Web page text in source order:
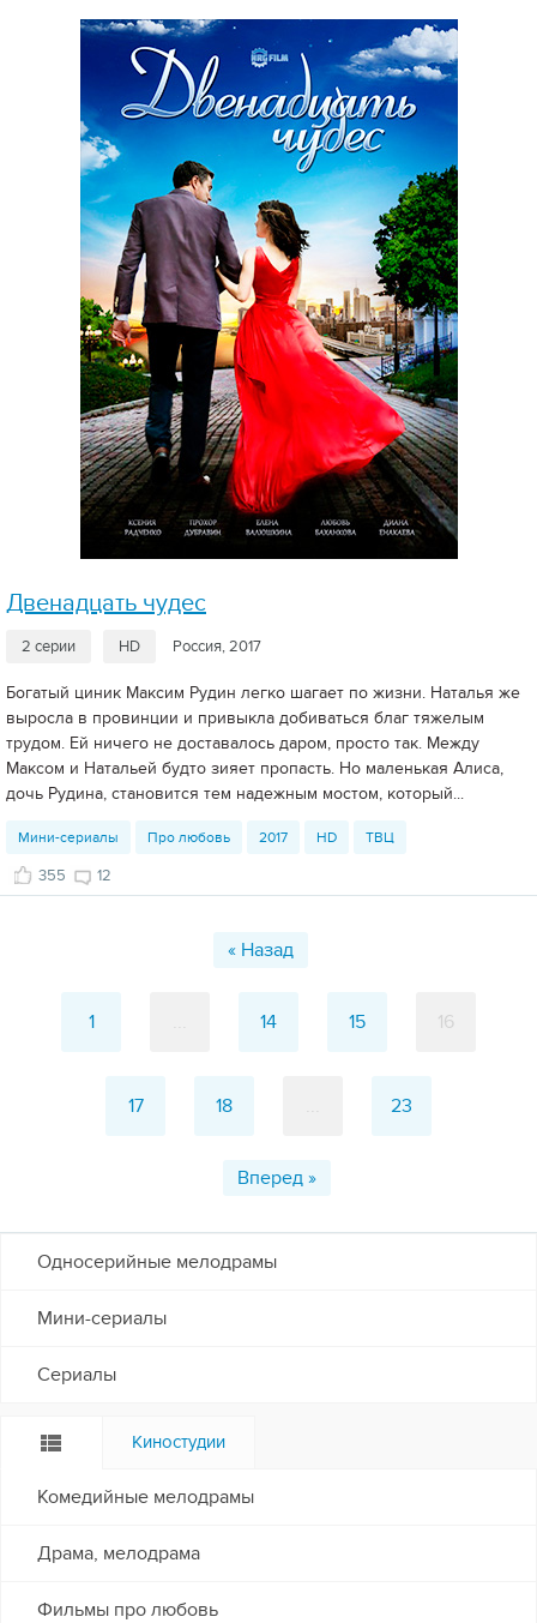
Двенадцать чудес
2 серии HD Россия, 2017
Богатый циник Максим Рудин легко шагает по жизни. Наталья же
выросла в провинции и привыкла добиваться благ тяжелым
трудом. Ей ничего не доставалось даром, просто так. Между
Максом и Натальей будто зияет пропасть. Но маленькая Алиса,
дочь Рудина, становится тем надежным мостом, который...
Мини-сериалы Про любовь 2017 HD ТВЦ
355 12
« Назад
1 14 15 16
17 18 23
Вперед »
Односерийные мелодрамы
Мини-сериалы
Сериалы
Киностудии
Комедийные мелодрамы
Драма, мелодрама
Фильмы про любовь